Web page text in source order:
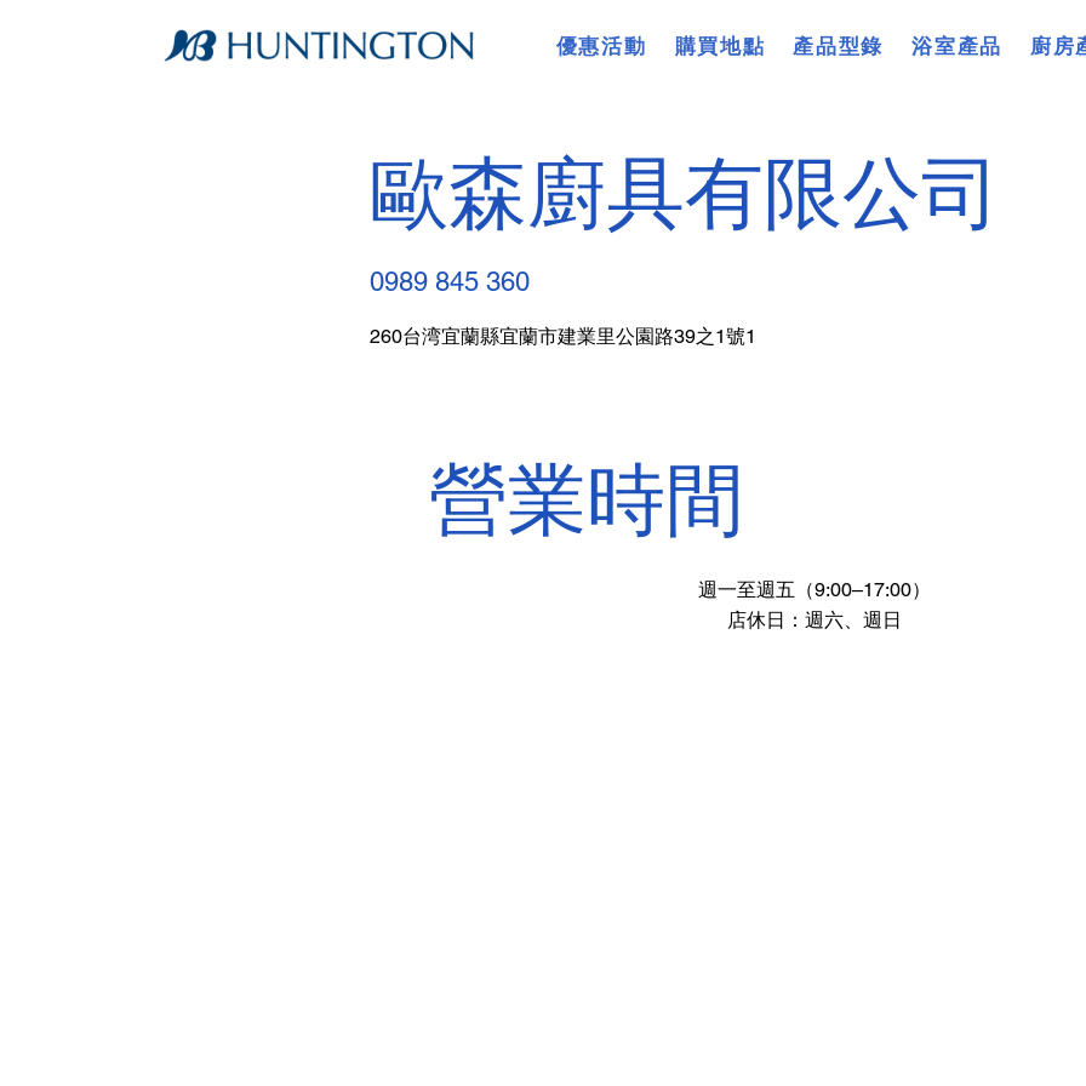
優惠活動 購買地點 產品型錄 浴室產品 廚房
營業時間
週一至週五（9:00–17:00）
店休日：週六、週日
歐森廚具有限公司
0989 845 360
260台湾宜蘭縣宜蘭市建業里公園路39之1號1